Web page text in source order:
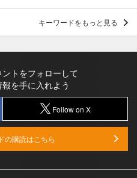
キーワードをもっと見る
トをフォローして
を手に入れよう
Follow on X
の購読はこちら